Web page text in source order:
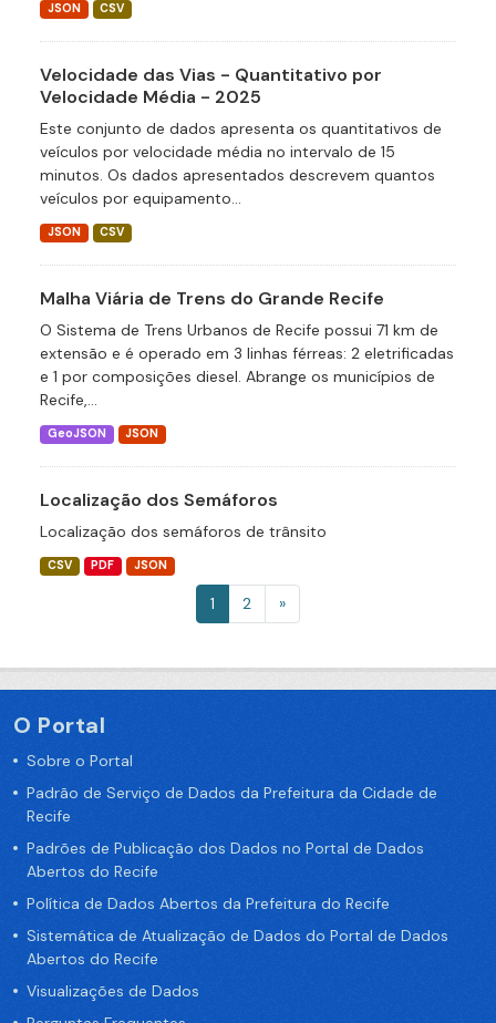
JSON CSV
Velocidade das Vias - Quantitativo por
Velocidade Média - 2025
Este conjunto de dados apresenta os quantitativos de
veículos por velocidade média no intervalo de 15
minutos. Os dados apresentados descrevem quantos
veículos por equipamento...
JSON CSV
Malha Viária de Trens do Grande Recife
O Sistema de Trens Urbanos de Recife possui 71 km de
extensão e é operado em 3 linhas férreas: 2 eletrificadas
e 1 por composições diesel. Abrange os municípios de
Recife,...
GeoJSON JSON
Localização dos Semáforos
Localização dos semáforos de trânsito
CSV PDF JSON
1 2 »
O Portal
Sobre o Portal
Padrão de Serviço de Dados da Prefeitura da Cidade de
Recife
Padrões de Publicação dos Dados no Portal de Dados
Abertos do Recife
Política de Dados Abertos da Prefeitura do Recife
Sistemática de Atualização de Dados do Portal de Dados
Abertos do Recife
Visualizações de Dados